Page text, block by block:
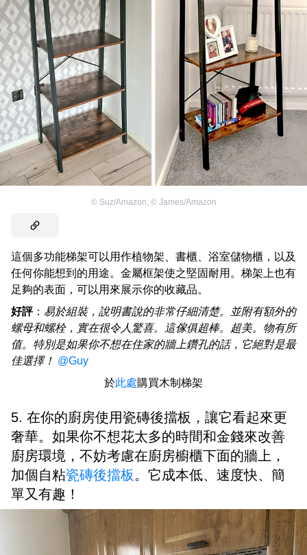
© Suz/Amazon, © James/Amazon
這個多功能梯架可以用作植物架、書櫃、浴室儲物櫃，以及
任何你能想到的用途。金屬框架使之堅固耐用。梯架上也有
足夠的表面，可以用來展示你的收藏品。
好評： 易於組裝，說明書說的非常仔細清楚。並附有額外的
螺母和螺栓，實在很令人驚喜。這傢俱超棒。超美。物有所
值。特別是如果你不想在住家的牆上鑽孔的話，它絕對是最
佳選擇！ @Guy
於此處購買木制梯架
5. 在你的廚房使用瓷磚後擋板，讓它看起來更
奢華。如果你不想花太多的時間和金錢來改善
廚房環境，不妨考慮在廚房櫥櫃下面的牆上，
加個自粘瓷磚後擋板。它成本低、速度快、簡
單又有趣！